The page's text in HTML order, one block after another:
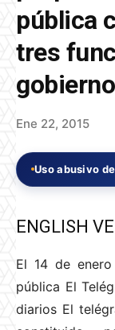
pública
tres
gobierno
Ene 22, 2015
Uso abusivo
ENGLISH
El 14 de
pública El
diarios El